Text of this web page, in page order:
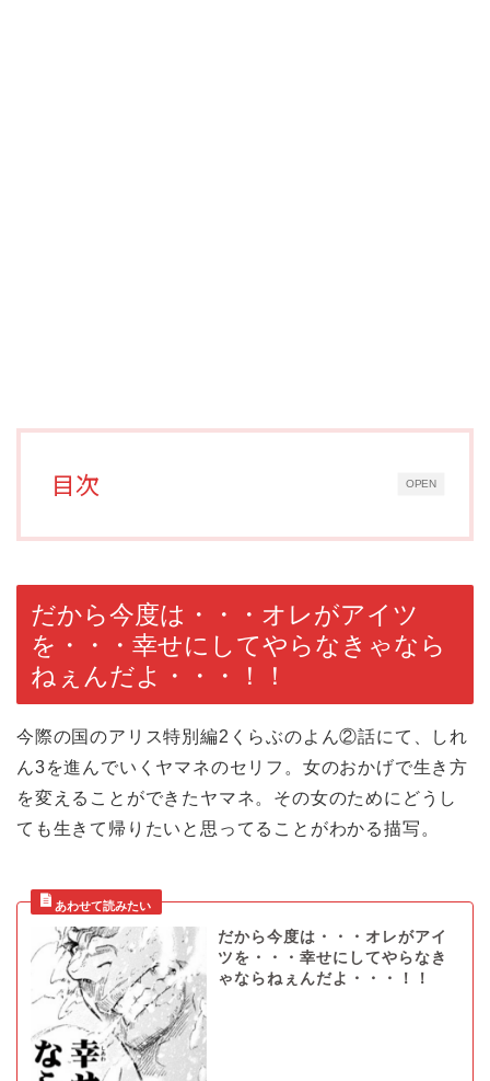
OPEN
目次
だから今度は・・・オレがアイツ
を・・・幸せにしてやらなきゃなら
ねぇんだよ・・・！！
今際の国のアリス特別編2くらぶのよん②話にて、しれ
ん3を進んでいくヤマネのセリフ。女のおかげで生き方
を変えることができたヤマネ。その女のためにどうし
ても生きて帰りたいと思ってることがわかる描写。
だから今度は・・・オレがアイ
ツを・・・幸せにしてやらなき
ゃならねぇんだよ・・・！！